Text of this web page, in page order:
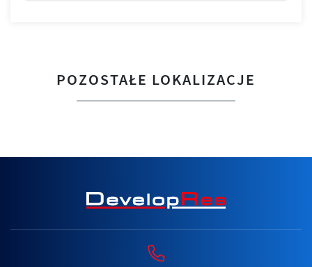
POZOSTAŁE LOKALIZACJE